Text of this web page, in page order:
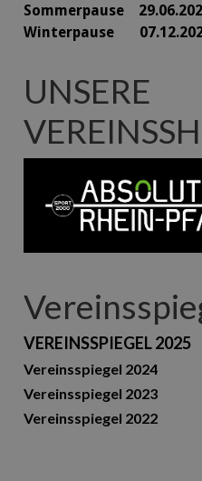
Sommerpause 29
Winterpause
UNSERE
VEREINSSPIEGEL 2025
Vereinsspiegel 2024
Vereinsspiegel 2023
Vereinsspiegel 2022